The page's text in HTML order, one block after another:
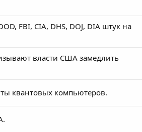
CIA, DHS, DOJ, DIA штук на
власти США замедлить
квантовых компьютеров.